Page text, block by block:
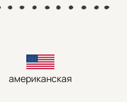
американская